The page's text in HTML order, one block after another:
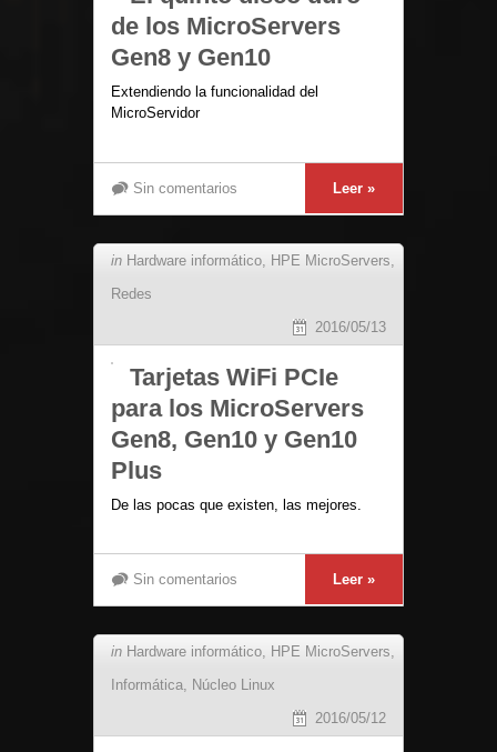
de los MicroServers
Gen8 y Gen10
Extendiendo la funcionalidad del
MicroServidor
Sin comentarios Leer »
in Hardware informático HPE MicroServers
Redes
2016/05/13
Tarjetas WiFi PCIe
para los MicroServers
Gen8, Gen10 y Gen10
Plus
De las pocas que existen, las mejores.
Sin comentarios Leer »
in Hardware informático, HPE MicroServers,
Informática, Núcleo Linux
2016/05/12